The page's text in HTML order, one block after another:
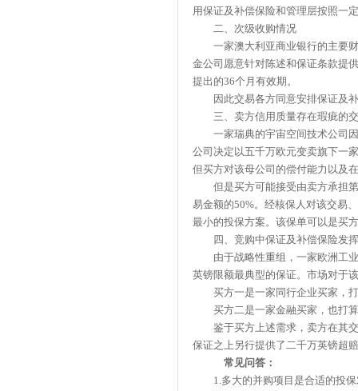
用保证及补偿保险和管理层按照一
二、次级收购情况
一家澳大利亚商业银行的主要财
金公司愿意针对陈述和保证条款提
提出的36个月有效期。
因此交易各方同意安排保证及补
三、卖方信用质量存在瑕疵的
一家瑞典的宇宙空间技术公司因
公司决定以五千万欧元变卖旗下一
但买方对该母公司的偿付能力以及
但是买方可能接受由卖方承担第
易金额的50%。经核保人对该交易、
最小的投保方案。该保单可以是买
四、竞购中保证及补偿保险发挥
由于战略性重组，一家欧洲工业
英镑限额最典型的保证。市场对于
买方一是一家同行企业买家，打
买方二是一家金融买家，也打算
鉴于买方上述需求，卖方在其交
保证之上另行提供了二千万英镑超
常见问答：
1.多大的并购项目是合适的投保